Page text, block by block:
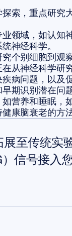
索，重点研究
领域，如认知
神经科学。
个别细胞到观
从神经科学研
病问题，以及
期识别潜在问
营养和睡眠，
康脑衰老的方
至传统实
信号接入